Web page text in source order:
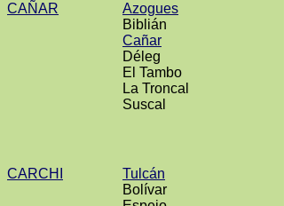
CARCHI
Tulcán
Bolívar
CAÑAR
Azogues
Biblián
Cañar
Déleg
El Tambo
La Troncal
Suscal